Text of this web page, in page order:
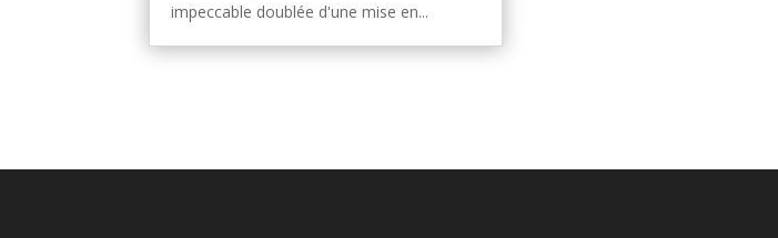
impeccable doublée d'une mise en...